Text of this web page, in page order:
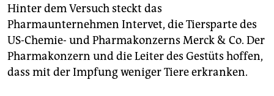
Hinter dem Versuch steckt das
Pharmaunternehmen Intervet, die Tiersparte des
US-Chemie- und Pharmakonzerns Merck & Co. Der
Pharmakonzern und die Leiter des Gestüts hoffen,
dass mit der Impfung weniger Tiere erkranken.